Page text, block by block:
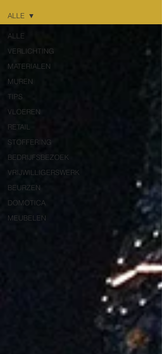
ALLE
VERLICHTING
MATERIALEN
MUREN
TIPS
VLOEREN
RETAIL
STOFFERING
BEDRIJFSBEZOEK
VRIJWILLIGERSWERK
BEURZEN
DOMOTICA
MEUBELEN
ALLE